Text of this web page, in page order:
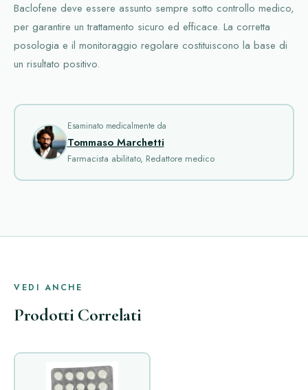
Baclofene deve essere assunto sempre sotto controllo medico,
per garantire un trattamento sicuro ed efficace. La corretta
posologia e il monitoraggio regolare costituiscono la base di
un risultato positivo.
Esaminato medicalmente da
Tommaso Marchetti
Farmacista abilitato, Redattore medico
VEDI ANCHE
Prodotti Correlati